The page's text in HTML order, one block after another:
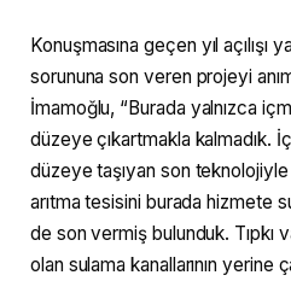
Konuşmasına geçen yıl açılışı
sorununa son veren projeyi
İmamoğlu, “Burada yalnızca
düzeye çıkartmakla kalmadık.
düzeye taşıyan son teknolojiyle
arıtma tesisini burada hizmete
de son vermiş bulunduk. Tıpkı
olan sulama kanallarının